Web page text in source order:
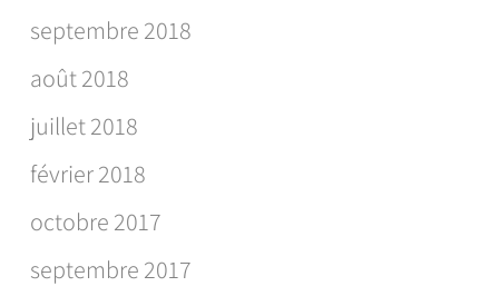
septembre 2018
août 2018
juillet 2018
février 2018
octobre 2017
septembre 2017